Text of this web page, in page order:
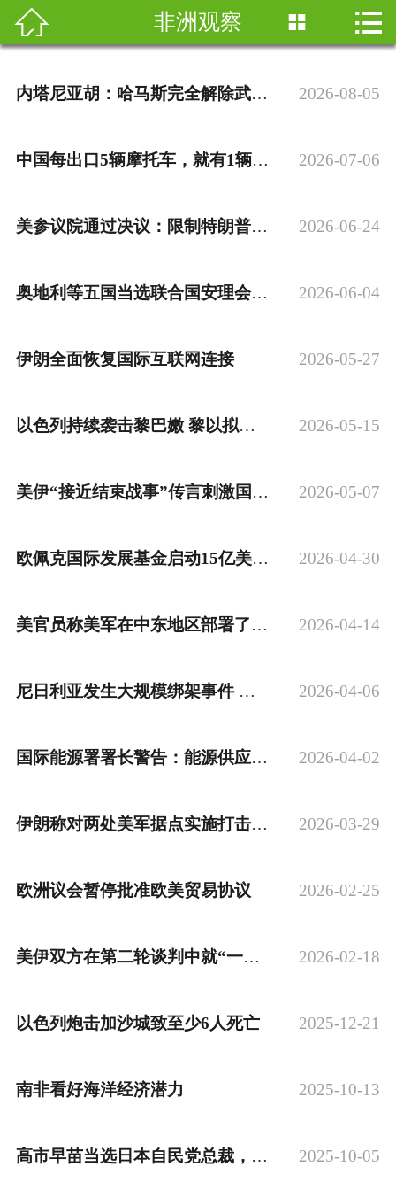
新闻
中国
图库
南非旅游
 非洲观察  
内塔尼亚胡：哈马斯完全解除武装前不会从加沙撤军 2026-08-05
中国每出口5辆摩托车，就有1辆来自江门 2026-07-06
美参议院通过决议：限制特朗普对伊朗战争权力 2026-06-24
奥地利等五国当选联合国安理会非常任理事国 2026-06-04
伊朗全面恢复国际互联网连接 2026-05-27
以色列持续袭击黎巴嫩 黎以拟举行新一轮会谈 2026-05-15
美伊“接近结束战事”传言刺激国际油价波动 2026-05-07
欧佩克国际发展基金启动15亿美元援助计划 2026-04-30
美官员称美军在中东地区部署了16艘军舰 2026-04-14
尼日利亚发生大规模绑架事件 超150人被绑架 2026-04-06
国际能源署署长警告：能源供应短缺状况将加剧 2026-04-02
伊朗称对两处美军据点实施打击，造成“极其严重”伤亡 2026-03-29
欧洲议会暂停批准欧美贸易协议 2026-02-25
美伊双方在第二轮谈判中就“一些总体问题达成一致” 2026-02-18
以色列炮击加沙城致至少6人死亡 2025-12-21
南非看好海洋经济潜力 2025-10-13
高市早苗当选日本自民党总裁，或成日本首个女首相 2025-10-05